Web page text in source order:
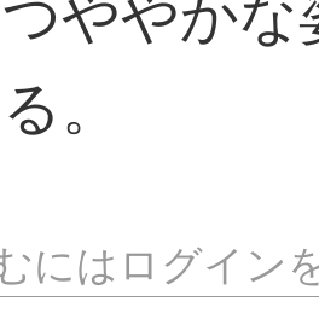
。
にはログイン